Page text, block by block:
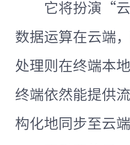
它将扮演“
数据运算在云端
处理则在终端本
终端依然能提供
构化地同步至云